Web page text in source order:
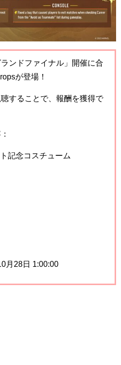
ンドファイナル」開催に合
が登場！
することで、報酬を獲得で
記念コスチューム
月28日 1:00:00